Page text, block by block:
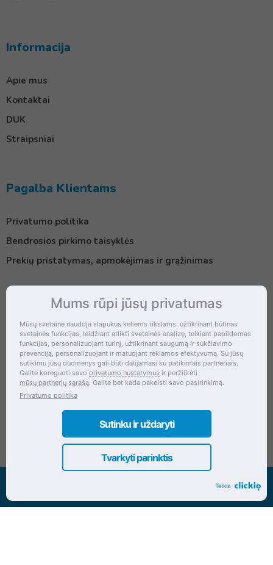
Informacija
Apie mus
Kontaktai
DUK
Straipsniai
Pagalba Klientams
Privatumo politika
Bendrosios pirkimo taisyklės
Prekių pristatymas, apmokėjimas ir grąžinimas
Kontaktai
Šventupės g. 28, Kaunas, Lietuva
+370 (672) 27 650
info@dokrinesa.lt
MB PETHOMEPEOPLE
Įmonės kodas: 305695822
Visos teisės saugomos www.dokrinesa.lt
Mums rūpi jūsų privatumas
Mūsų svetainė naudoja slapukus keliems tikslams: užtikrinant būtinas
svetainės funkcijas, leidžiant atlikti svetainės analizę, teikiant papildomas
funkcijas, personalizuojant turinį, užtikrinant saugumą ir sukčiavimo
prevenciją, personalizuojant ir matuojant reklamos efektyvumą. Su jūsų
sutikimu jūsų duomenys gali būti dalijamasi su patikimais partneriais.
Galite koreguoti savo privatumo nustatymus ir peržiūrėti
mūsų partnerių sąrašą. Galite bet kada pakeisti savo pasirinkimą.
Privatumo politika
Tvarkyti parinktis
Sutinku ir uždaryti
Teikia